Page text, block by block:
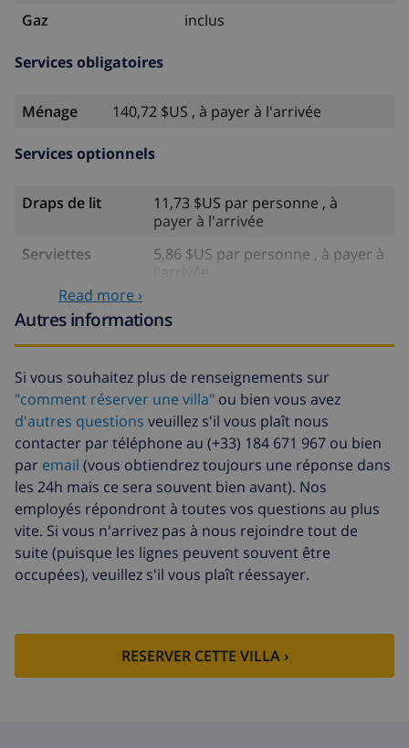
Gaz inclus
Services obligatoires
Ménage 140,72 $US , à payer à l'arrivée
Services optionnels
Draps de lit
11,73 $US par personne , à
payer à l'arrivée
Serviettes
5,86 $US par personne , à payer à
l'arrivée
Lit bébé
l'arrivée
Climatisation
10,05 $US par jour , à payer à
l'arrivée
Animaux
6,70 $US par jour , à payer à
l'arrivée
Draps
supplémentaires
17,59 $US par personne , à
payer à l'arrivée
Serviettes
supplémentaires
8,80 $US par personne , à payer à
l'arrivée
Fonds
4.80% du montant total
Read more ›
Autres informations
Si vous souhaitez plus de renseignements sur
"comment réserver une villa" ou bien vous avez
d'autres questions veuillez s'il vous plaît nous
contacter par téléphone au (+33) 184 671 967 ou bien
par email (vous obtiendrez toujours une réponse dans
les 24h mais ce sera souvent bien avant). Nos
employés répondront à toutes vos questions au plus
vite. Si vous n'arrivez pas à nous rejoindre tout de
suite (puisque les lignes peuvent souvent être
occupées), veuillez s'il vous plaît réessayer.
RESERVER CETTE VILLA ›